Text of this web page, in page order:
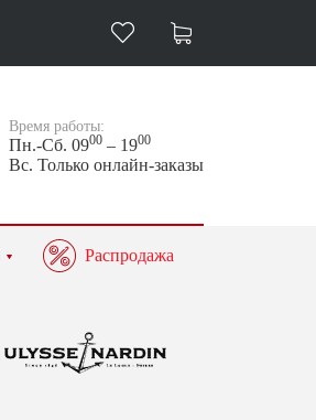
Время работы:
Пн.-Сб. 0900 – 1900
Вс. Только онлайн-заказы
Распродажа